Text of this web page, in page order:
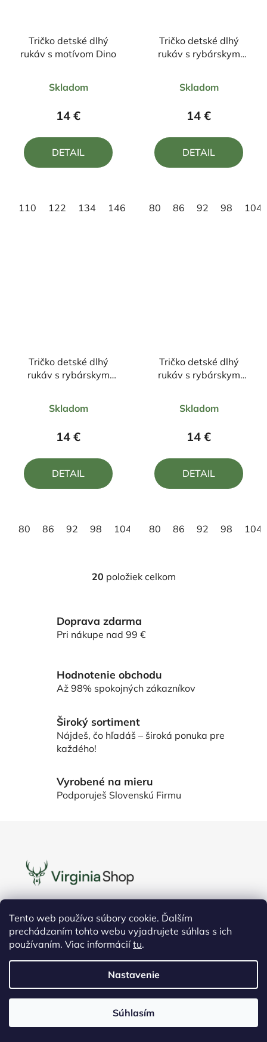
Tento web používa súbory cookie. Ďalším
prechádzaním tohto webu vyjadrujete súhlas s ich
používaním. Viac informáciítu.
Nastavenie
Súhlasím
Tričko detské dlhý
rukáv s motívom Dino
hodnotenie
produktu
5,0
z
Skladom
14 €
DETAIL
110 122 134 146 158
Tričko detské dlhý
rukáv s rybárskym
hodnotenie
produktu
5,0
z
Skladom
14 €
DETAIL
80 86 92 98 104
Tričko detské dlhý
rukáv s rybárskym
hodnotenie
produktu
z
Skladom
14 €
DETAIL
80 86 92 98 104
Tričko detské dlhý
rukáv s rybárskym
hodnotenie
produktu
z
Skladom
14 €
DETAIL
80 86 92 98 104
O
á
d
i
e
v
k
ý
p
20 položiek celkom
Doprava zdarma
Pri nákupe nad 99 €
Hodnotenie obchodu
Až 98% spokojných zákazníkov
Široký sortiment
Nájdeš, čo hľadáš – široká ponuka pre
každého!
Vyrobené na mieru
Podporuješ Slovenskú Firmu
i
Kontakt
+421 915 055 642